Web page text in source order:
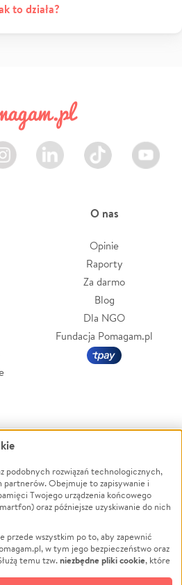
to działa?
LinkedIn TikTok Youtube
O nas
Opinie
Raporty
Za darmo
Blog
Dla NGO
Fundacja Pomagam.pl
Powódź
Wichura
NGO
Edukacja
Podróż
Impreza
podobnych rozwiązań technologicznych,
partnerów. Obejmuje to zapisywanie i
Twojego urządzenia końcowego
oraz późniejsze uzyskiwanie do nich
wszystkim po to, aby zapewnić
w tym jego bezpieczeństwo oraz
temu tzw.niezbędne pliki cookie, które